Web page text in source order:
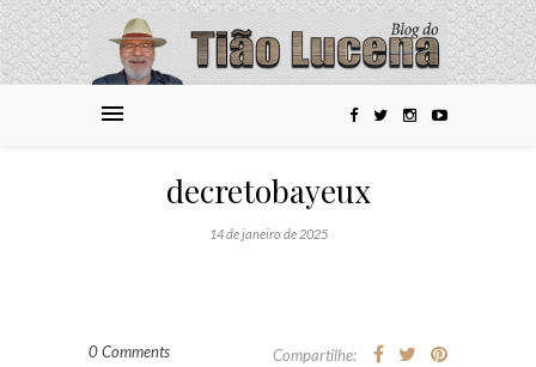
decretobayeux
14 de janeiro de 2025
0 Comments Compartilhe: